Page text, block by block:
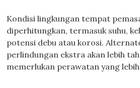
Kondisi lingkungan tempat
diperhitungkan, termasuk suhu,
potensi debu atau korosi.
perlindungan ekstra akan lebih
memerlukan perawatan yang